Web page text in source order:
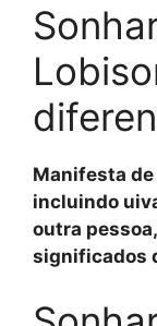
Manifesta
incluindo
outra
significados